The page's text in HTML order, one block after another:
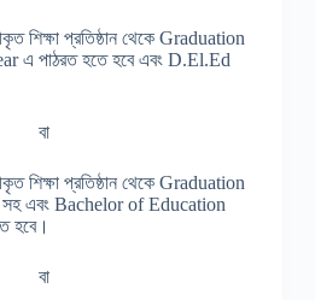
শিক্ষা প্রতিষ্ঠান থেকে Graduation
এ পাঠরত হতে হবে এবং D.El.Ed
বা
শিক্ষা প্রতিষ্ঠান থেকে Graduation
সহ এবং Bachelor of Education
হবে।
বা